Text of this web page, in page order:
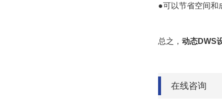
●可以节省空间和
总之， 动态DWS
在线咨询